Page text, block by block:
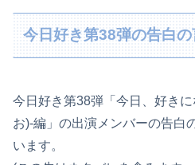
今日好き第38弾の告白
今日好き第38弾「今日、好き
お)-編」の出演メンバーの告白
います。